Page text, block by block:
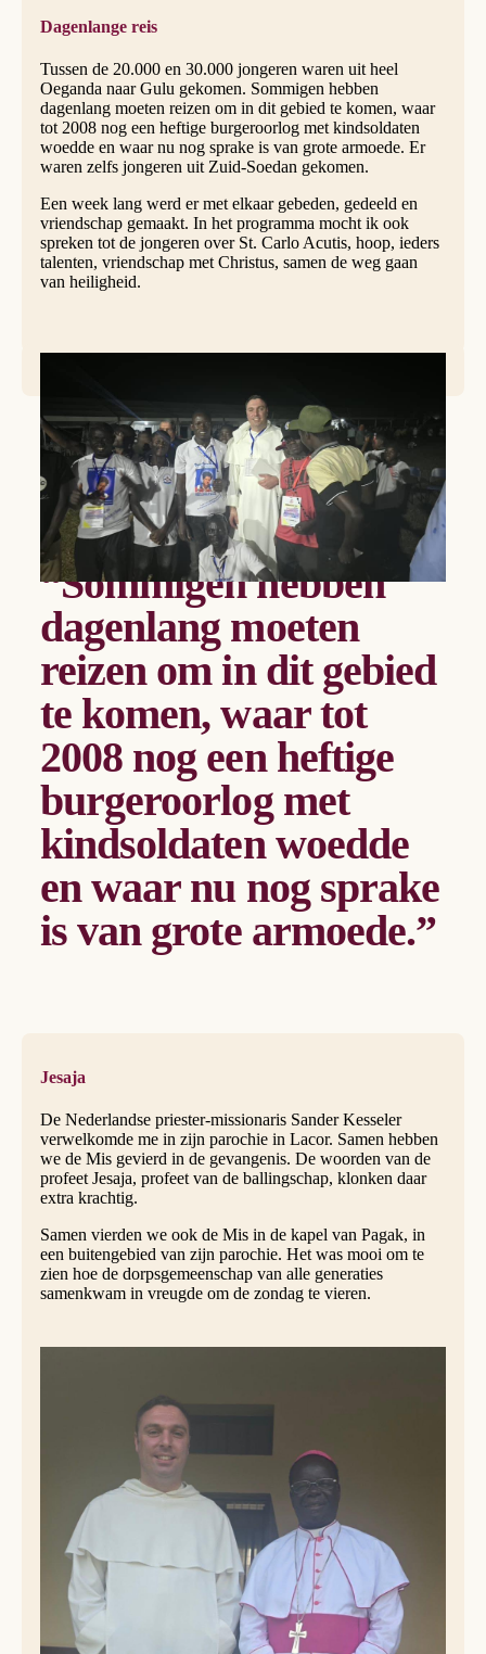
Dagenlange reis
Tussen de 20.000 en 30.000 jongeren waren uit heel
Oeganda naar Gulu gekomen. Sommigen hebben
dagenlang moeten reizen om in dit gebied te komen, waar
tot 2008 nog een heftige burgeroorlog met kindsoldaten
woedde en waar nu nog sprake is van grote armoede. Er
waren zelfs jongeren uit Zuid-Soedan gekomen.
Een week lang werd er met elkaar gebeden, gedeeld en
vriendschap gemaakt. In het programma mocht ik ook
spreken tot de jongeren over St. Carlo Acutis, hoop, ieders
talenten, vriendschap met Christus, samen de weg gaan
van heiligheid.
Augustinus Aerssens OP
“Sommigen hebben
dagenlang moeten
reizen om in dit gebied
te komen, waar tot
2008 nog een heftige
burgeroorlog met
kindsoldaten woedde
en waar nu nog sprake
is van grote armoede.”
Jesaja
De Nederlandse priester-missionaris Sander Kesseler
verwelkomde me in zijn parochie in Lacor. Samen hebben
we de Mis gevierd in de gevangenis. De woorden van de
profeet Jesaja, profeet van de ballingschap, klonken daar
extra krachtig.
Samen vierden we ook de Mis in de kapel van Pagak, in
een buitengebied van zijn parochie. Het was mooi om te
zien hoe de dorpsgemeenschap van alle generaties
samenkwam in vreugde om de zondag te vieren.